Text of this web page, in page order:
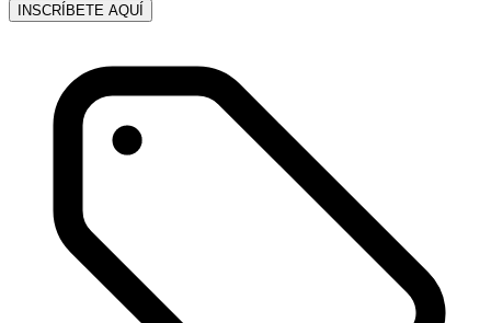
INSCRÍBETE AQUÍ